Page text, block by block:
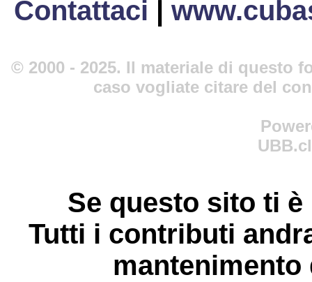
Contattaci |
© 2000 - 2025. Il materiale di questo
caso vogliate citare del
Se questo sito ti
Tutti i contributi